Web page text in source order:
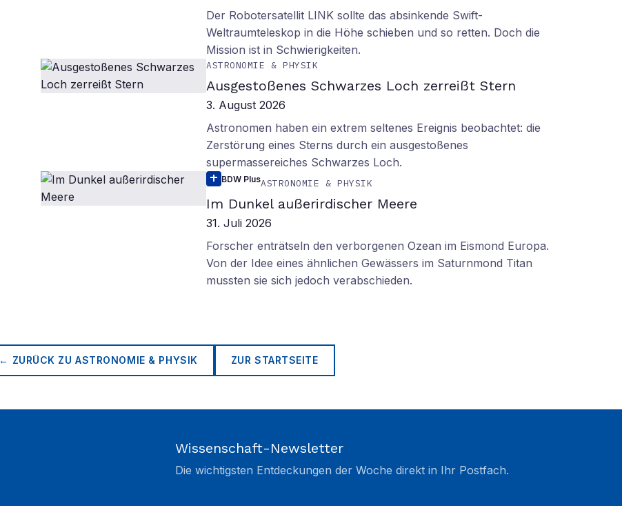
Der Robotersatellit LINK sollte das absinkende Swift-
Weltraumteleskop in die Höhe schieben und so retten. Doch die
Mission ist in Schwierigkeiten.
ASTRONOMIE & PHYSIK
Ausgestoßenes Schwarzes Loch zerreißt Stern
3. August 2026
Astronomen haben ein extrem seltenes Ereignis beobachtet: die
Zerstörung eines Sterns durch ein ausgestoßenes
supermassereiches Schwarzes Loch.
BDW PlusASTRONOMIE & PHYSIK
Im Dunkel außerirdischer Meere
31. Juli 2026
Forscher enträtseln den verborgenen Ozean im Eismond Europa.
Von der Idee eines ähnlichen Gewässers im Saturnmond Titan
mussten sie sich jedoch verabschieden.
← ZURÜCK ZUASTRONOMIE & PHYSIK ZUR STARTSEITE
Wissenschaft-Newsletter
Die wichtigsten Entdeckungen der Woche direkt in Ihr Postfach.